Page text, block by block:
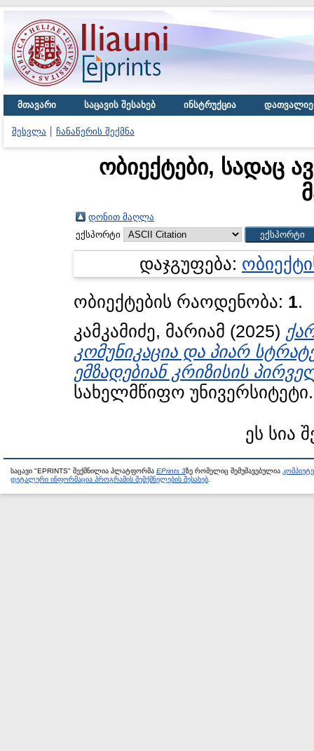
მთავარი საცავის შესახებ ინსტრუქცია
შესვლა ჩანაწერის შექმნა
ობიექტები, სადაც
დონით მაღლა
ექსპორტი
დაჯგუფება:
ობიექტების რაოდენობა: 1.
კამკამიძე, მარიამ (2025)
კომუნიკაცია და პიარ
ემზადებიან კრიზისის
სახელმწიფო უნივერსიტეტი.
ეს სია
საცავი "EPRINTS" შექმნილია პლატფორმა EPrints 3ზე რომელიც შემუშავებულია
დეტალური ინფორმაცია პროგრამის შემქმნელების შესახებ